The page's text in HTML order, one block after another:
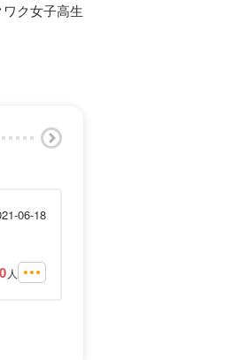
ク女子高生
06-18
0 人